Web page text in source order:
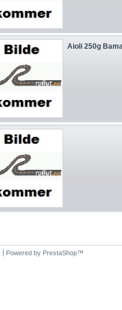
Aioli 250g
Powered by PrestaShop™